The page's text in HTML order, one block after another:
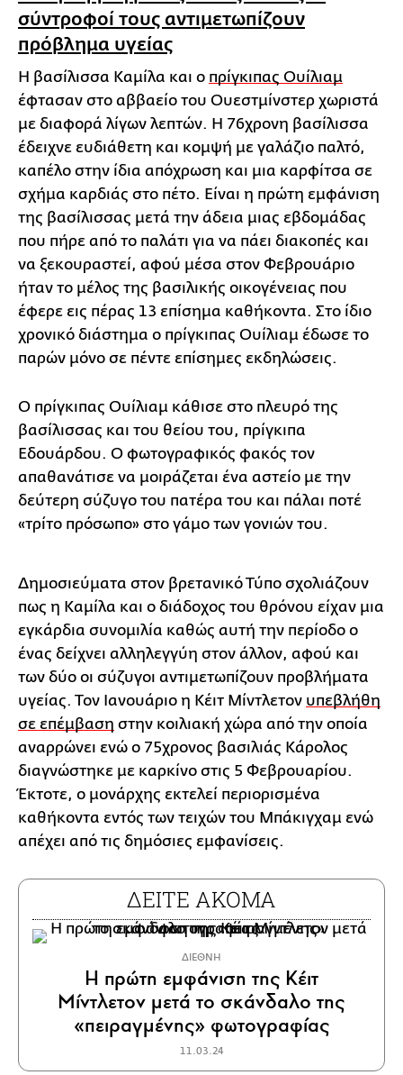
σύντροφοί τους αντιμετωπίζουν
πρόβλημα υγείας
Η βασίλισσα Καμίλα και ο πρίγκιπας Ουίλιαμ
έφτασαν στο αββαείο του Ουεστμίνστερ χωριστά
με διαφορά λίγων λεπτών. Η 76χρονη βασίλισσα
έδειχνε ευδιάθετη και κομψή με γαλάζιο παλτό,
καπέλο στην ίδια απόχρωση και μια καρφίτσα σε
σχήμα καρδιάς στο πέτο. Είναι η πρώτη εμφάνιση
της βασίλισσας μετά την άδεια μιας εβδομάδας
που πήρε από το παλάτι για να πάει διακοπές και
να ξεκουραστεί, αφού μέσα στον Φεβρουάριο
ήταν το μέλος της βασιλικής οικογένειας που
έφερε εις πέρας 13 επίσημα καθήκοντα. Στο ίδιο
χρονικό διάστημα ο πρίγκιπας Ουίλιαμ έδωσε το
παρών μόνο σε πέντε επίσημες εκδηλώσεις.
Ο πρίγκιπας Ουίλιαμ κάθισε στο πλευρό της
βασίλισσας και του θείου του, πρίγκιπα
Εδουάρδου. Ο φωτογραφικός φακός τον
απαθανάτισε να μοιράζεται ένα αστείο με την
δεύτερη σύζυγο του πατέρα του και πάλαι ποτέ
«τρίτο πρόσωπο» στο γάμο των γονιών του.
Δημοσιεύματα στον βρετανικό Τύπο σχολιάζουν
πως η Καμίλα και ο διάδοχος του θρόνου είχαν μια
εγκάρδια συνομιλία καθώς αυτή την περίοδο ο
ένας δείχνει αλληλεγγύη στον άλλον, αφού και
των δύο οι σύζυγοι αντιμετωπίζουν προβλήματα
υγείας. Τον Ιανουάριο η Κέιτ Μίντλετον υπεβλήθη
σε επέμβαση στην κοιλιακή χώρα από την οποία
αναρρώνει ενώ ο 75χρονος βασιλιάς Κάρολος
διαγνώστηκε με καρκίνο στις 5 Φεβρουαρίου.
Έκτοτε, ο μονάρχης εκτελεί περιορισμένα
καθήκοντα εντός των τειχών του Μπάκιγχαμ ενώ
απέχει από τις δημόσιες εμφανίσεις.
ΔΕΙΤΕ ΑΚΟΜΑ
ΔΙΕΘΝΗ
Η πρώτη εμφάνιση της Κέιτ
Μίντλετον μετά το σκάνδαλο της
«πειραγμένης» φωτογραφίας
11.03.24